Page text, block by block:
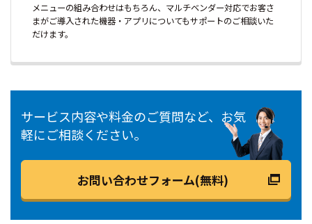
メニューの組み合わせはもちろん、マルチベンダー対応でお客さ
まがご導入された機器・アプリについてもサポートのご相談いた
だけます。
サービス内容や料金のご質問など、お気
軽にご相談ください。
お問い合わせフォーム(無料)